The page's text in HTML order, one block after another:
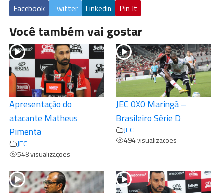
Facebook Twitter Linkedin Pin It
Você também vai gostar
Apresentação do
atacante Matheus
Pimenta
JEC
548 visualizações
JEC 0X0 Maringá –
Brasileiro Série D
JEC
494 visualizações